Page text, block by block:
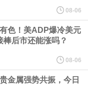
24 日起，将证券融资交易清算
易中回调的美国同行，凸显了
中，软银股价收盘下跌4.4%，
08-06
色！美ADP爆冷美元
棒后市还能涨吗？
08-06
金属强势共振，今日